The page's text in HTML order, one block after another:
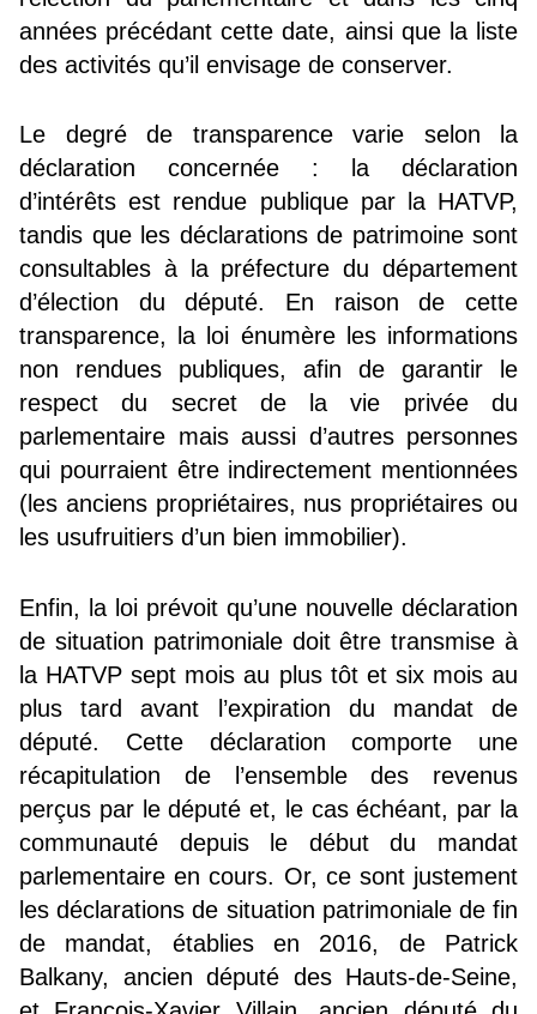
années précédant cette date, ainsi que la liste
des activités qu’il envisage de conserver.
Le degré de transparence varie selon la
déclaration concernée : la déclaration
d’intérêts est rendue publique par la HATVP,
tandis que les déclarations de patrimoine sont
consultables à la préfecture du département
d’élection du député. En raison de cette
transparence, la loi énumère les informations
non rendues publiques, afin de garantir le
respect du secret de la vie privée du
parlementaire mais aussi d’autres personnes
qui pourraient être indirectement mentionnées
(les anciens propriétaires, nus propriétaires ou
les usufruitiers d’un bien immobilier).
Enfin, la loi prévoit qu’une nouvelle déclaration
de situation patrimoniale doit être transmise à
la HATVP sept mois au plus tôt et six mois au
plus tard avant l’expiration du mandat de
député. Cette déclaration comporte une
récapitulation de l’ensemble des revenus
perçus par le député et, le cas échéant, par la
communauté depuis le début du mandat
parlementaire en cours. Or, ce sont justement
les déclarations de situation patrimoniale de fin
de mandat, établies en 2016, de Patrick
Balkany, ancien député des Hauts-de-Seine,